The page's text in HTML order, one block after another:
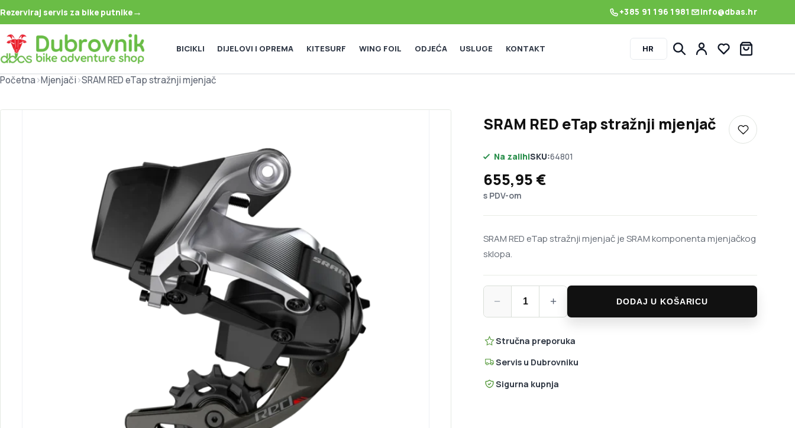
Rezerviraj servis za bike putnike→ +385 91 196 1981 info@dbas.hr
HR Lista želja
BICIKLI DIJELOVI I OPREMA KITESURF WING FOIL ODJEĆA USLUGE KONTAKT
Početna>Mjenjači>SRAM RED eTap stražnji mjenjač
SRAM RED eTap stražnji mjenjač
Dodaj u
Na zalihiSKU:64801
655,95 €
s PDV-om
SRAM RED eTap stražnji mjenjač je SRAM komponenta mjenjačkog
sklopa.
−
SRAM RED eTap stražnji mjenjač količina
+ DODAJ U KOŠARICU
Stručna preporuka
Servis u Dubrovniku
Sigurna kupnja